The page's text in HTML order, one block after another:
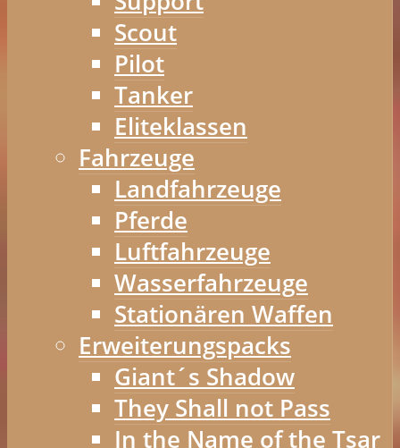
Scout
Pilot
Tanker
Eliteklassen
Fahrzeuge
Landfahrzeuge
Pferde
Luftfahrzeuge
Wasserfahrzeuge
Stationären Waffen
Erweiterungspacks
Giant´s Shadow
They Shall not Pass
In the Name of the Tsar